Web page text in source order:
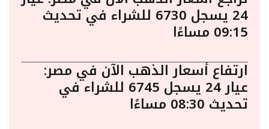
24 يسجل 6730 للشراء في تحديث
09:15 مساءًا
ارتفاع أسعار الذهب الآن في مصر:
عيار 24 يسجل 6745 للشراء في
تحديث 08:30 مساءًا